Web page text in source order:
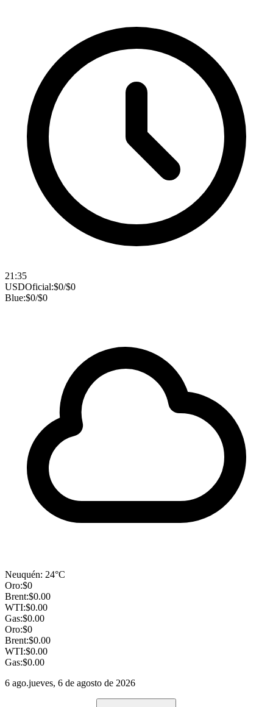
21:35
USDOficial:$0/$0
Blue:$0/$0
Neuquén: 24°C
Oro:$0
Brent:$0.00
WTI:$0.00
Gas:$0.00
Oro:$0
Brent:$0.00
WTI:$0.00
Gas:$0.00
6 ago.jueves, 6 de agosto de 2026